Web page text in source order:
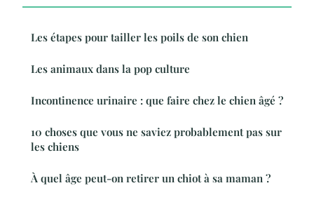
Les étapes pour tailler les poils de son chien
Les animaux dans la pop culture
Incontinence urinaire : que faire chez le chien âgé ?
10 choses que vous ne saviez probablement pas sur
les chiens
À quel âge peut-on retirer un chiot à sa maman ?